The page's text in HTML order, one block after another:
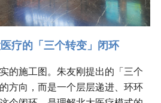
疗的「三个转变」闭环
的施工图。朱友刚提出的「三个
方向，而是一个层层递进、环环